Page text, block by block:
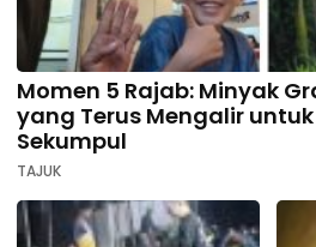
Momen 5 Rajab: Minyak
yang Terus Mengalir
Sekumpul
TAJUK